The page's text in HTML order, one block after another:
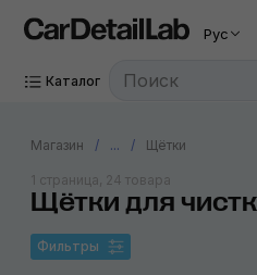
Рус
Каталог
Магазин ... Щётки
Щётки для
1 страница, 24 товара
Фильтры